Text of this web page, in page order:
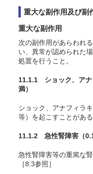
重大な副作用及び副
重大な副作用
次の副作用があらわれ
い、異常が認められた
処置を行うこと。
11.1.1 ショック、アナ
満）
ショック、アナフィラ
等）を起こすことがある
11.1.2 急性腎障害 （
急性腎障害等の重篤な
［8.3参照］